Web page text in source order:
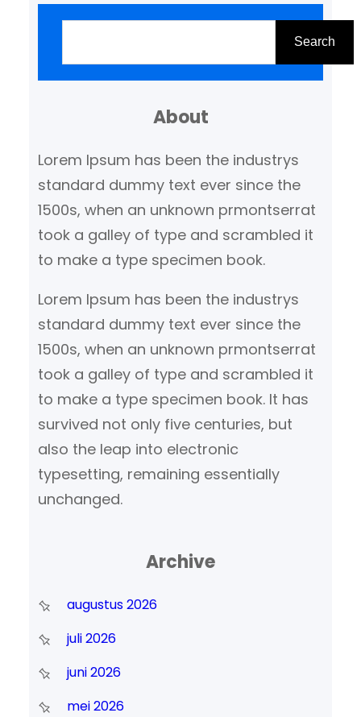
Search
About
Lorem Ipsum has been the industrys
standard dummy text ever since the
1500s, when an unknown prmontserrat
took a galley of type and scrambled it
to make a type specimen book.
Lorem Ipsum has been the industrys
standard dummy text ever since the
1500s, when an unknown prmontserrat
took a galley of type and scrambled it
to make a type specimen book. It has
survived not only five centuries, but
also the leap into electronic
typesetting, remaining essentially
unchanged.
Archive
augustus 2026
juli 2026
juni 2026
mei 2026